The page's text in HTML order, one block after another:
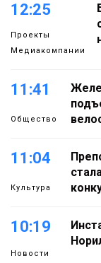
12:25
Проекты
Медиакомпании
11:41
Общество
11:04
Культура
10:19
Новости